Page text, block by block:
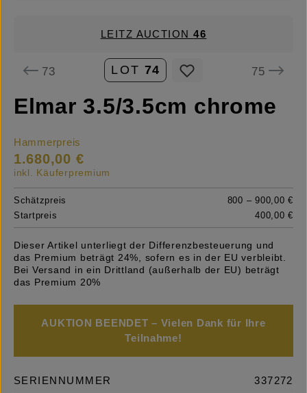
LEITZ AUCTION46
73 LOT 74 75
Elmar 3.5/3.5cm chrome
Hammerpreis
1.680,00 €
inkl. Käuferpremium
Schätzpreis
800 – 900,00 €
Startpreis
400,00 €
Dieser Artikel unterliegt der Differenzbesteuerung und
das Premium beträgt 24%, sofern es in der EU verbleibt.
Bei Versand in ein Drittland (außerhalb der EU) beträgt
das Premium 20%
AUKTION BEENDET – Vielen Dank für Ihre
Teilnahme!
SERIENNUMMER 337272